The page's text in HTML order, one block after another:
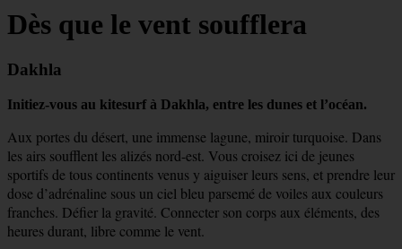
Dès que le vent soufflera
Dakhla
Initiez-vous au kitesurf à Dakhla, entre les dunes et l’océan.
Aux portes du désert, une immense lagune, miroir turquoise. Dans
les airs soufflent les alizés nord-est. Vous croisez ici de jeunes
sportifs de tous continents venus y aiguiser leurs sens, et prendre leur
dose d’adrénaline sous un ciel bleu parsemé de voiles aux couleurs
franches. Défier la gravité. Connecter son corps aux éléments, des
heures durant, libre comme le vent.